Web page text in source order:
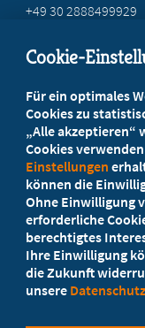
+49 30 2888499929
Ihr Landesverband
Werden Sie
5
Cookie-
Für ein optimales
Cookies zu
„Alle akzeptieren“
Cookies
Einstellungen
können die
Ohne Einwilligung
erforderliche
berechtigtes
Ihre Einwilligung
die Zukunft
unsere